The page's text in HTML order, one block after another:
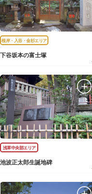
根岸・入谷・金杉エリア
下谷坂本の富士塚
浅草中央部エリア
池波正太郎生誕地碑